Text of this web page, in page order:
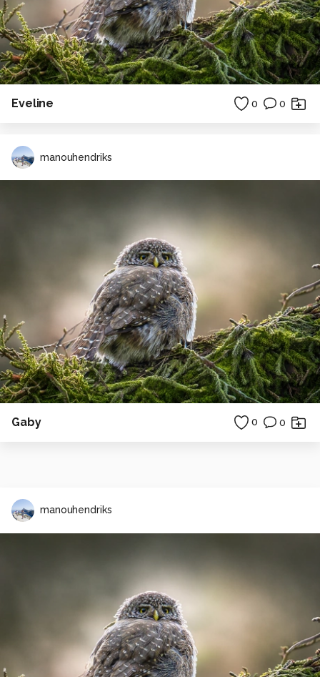
Eveline 0 0
manouhendriks
Gaby 0 0
manouhendriks